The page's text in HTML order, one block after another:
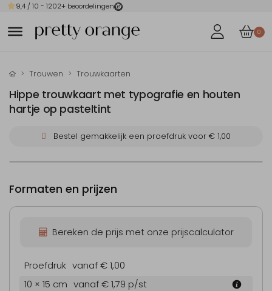
9,4 / 10 - 1202+ beoordelingen
0
Trouwen Trouwkaarten
Hippe trouwkaart met typografie en houten
hartje op pasteltint
Bestel gemakkelijk een proefdruk voor € 1,00
Formaten en prijzen
Bereken de prijs met onze prijscalculator
Proefdruk vanaf € 1,00
10 × 15 cm vanaf € 1,79 p/st